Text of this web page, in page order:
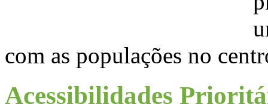
com as populações no
Acessibilidades